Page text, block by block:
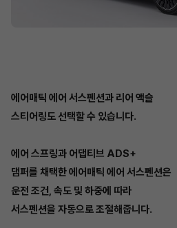
에어매틱 에어 서스펜션과 리어 액슬
스티어링도 선택할 수 있습니다.
에어 스프링과 어댑티브 ADS+
댐퍼를 채택한 에어매틱 에어 서스펜션은
운전 조건, 속도 및 하중에 따라
서스펜션을 자동으로 조절해줍니다.